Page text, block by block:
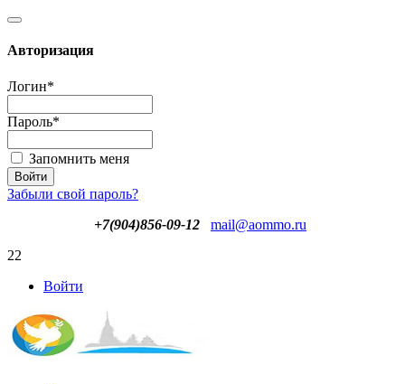
Авторизация
Логин*
Пароль*
Запомнить меня
Забыли свой пароль?
+7(904)856-09-12
mail@aommo.ru
22
Войти